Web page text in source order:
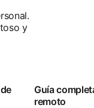
y
Guía
remoto